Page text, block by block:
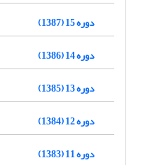
دوره 15 (1387)
دوره 14 (1386)
دوره 13 (1385)
دوره 12 (1384)
دوره 11 (1383)